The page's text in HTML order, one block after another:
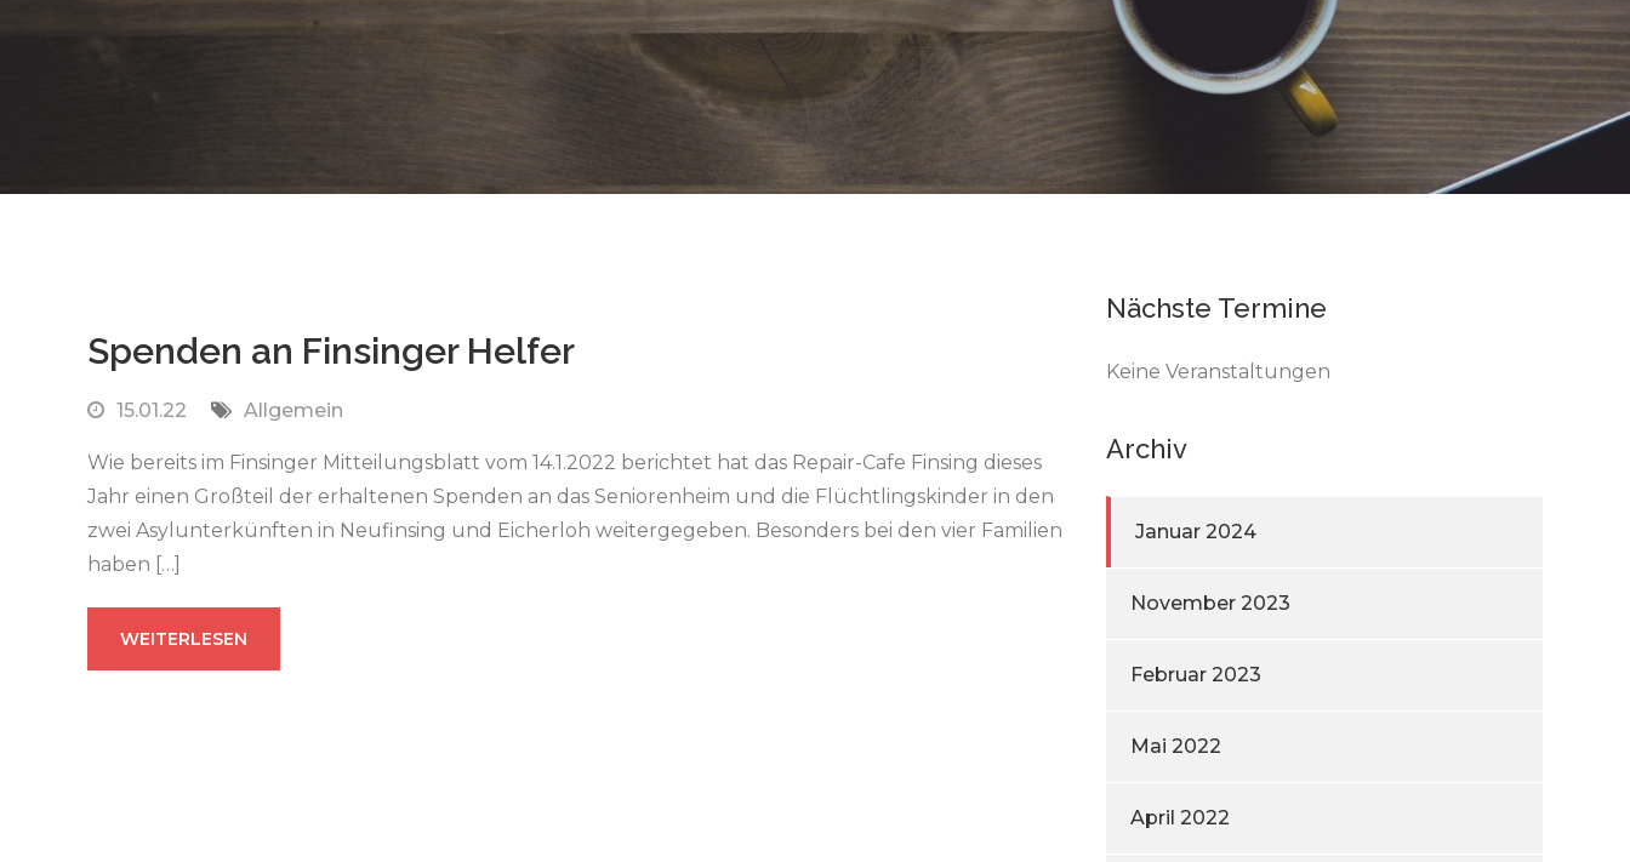
Spenden an Finsinger Helfer
15.01.22 Allgemein
Wie bereits im Finsinger Mitteilungsblatt vom 14.1.2022 berichtet hat das Repair-Cafe Finsing dieses
Jahr einen Großteil der erhaltenen Spenden an das Seniorenheim und die Flüchtlingskinder in den
zwei Asylunterkünften in Neufinsing und Eicherloh weitergegeben. Besonders bei den vier Familien
haben […]
WEITERLESEN
Nächste Termine
Keine Veranstaltungen
Archiv
Januar 2024
November 2023
Februar 2023
Mai 2022
April 2022